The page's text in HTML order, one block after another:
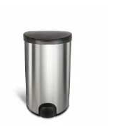
mooiste Homra
zijn er in alle
met de juiste
nodig
of een swing
hebt bij Chef99.
voor
eens de juiste
bij jouw